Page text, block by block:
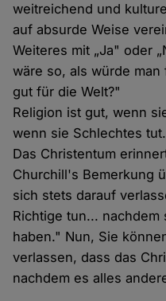
weitreichend und
auf absurde Weise
Weiteres mit „Ja" oder
wäre so, als würde man
gut für die Welt?"
Religion ist gut, wenn
wenn sie Schlechtes tut.
Das Christentum
Churchill's Bemerkung
sich stets darauf
Richtige tun...
haben." Nun, Sie
verlassen, dass das
nachdem es alles